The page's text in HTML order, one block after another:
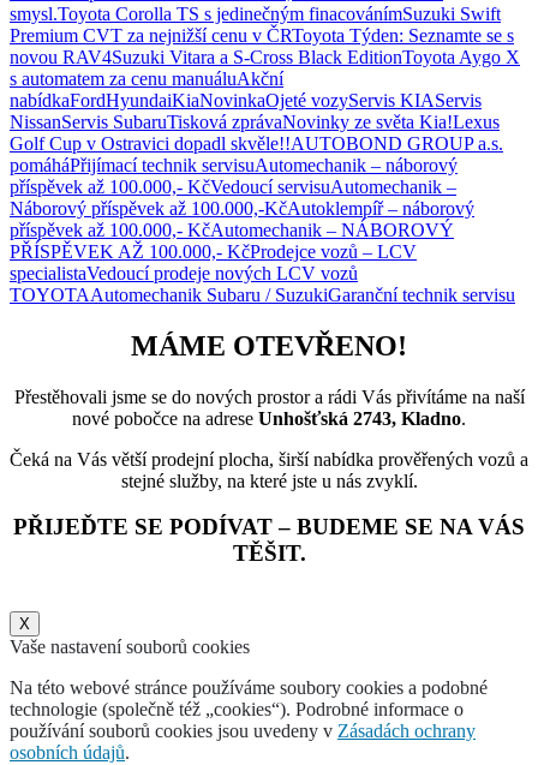
smysl.Toyota Corolla TS s jedinečným finacovánímSuzuki Swift
Premium CVT za nejnižší cenu v ČRToyota Týden: Seznamte se s
novou RAV4Suzuki Vitara a S-Cross Black EditionToyota Aygo X
s automatem za cenu manuáluAkční
nabídkaFordHyundaiKiaNovinkaOjeté vozyServis KIAServis
NissanServis SubaruTisková zprávaNovinky ze světa Kia!Lexus
Golf Cup v Ostravici dopadl skvěle!!AUTOBOND GROUP a.s.
pomáháPřijímací technik servisuAutomechanik – náborový
příspěvek až 100.000,- KčVedoucí servisuAutomechanik –
Náborový příspěvek až 100.000,-KčAutoklempíř – náborový
příspěvek až 100.000,- KčAutomechanik – NÁBOROVÝ
PŘÍSPĚVEK AŽ 100.000,- KčProdejce vozů – LCV
specialistaVedoucí prodeje nových LCV vozů
TOYOTAAutomechanik Subaru / SuzukiGaranční technik servisu
MÁME OTEVŘENO!
Přestěhovali jsme se do nových prostor a rádi Vás přivítáme na naší
nové pobočce na adrese Unhošťská 2743, Kladno.
Čeká na Vás větší prodejní plocha, širší nabídka prověřených vozů a
stejné služby, na které jste u nás zvyklí.
PŘIJEĎTE SE PODÍVAT – BUDEME SE NA VÁS
TĚŠIT.
X
Vaše nastavení souborů cookies
Na této webové stránce používáme soubory cookies a podobné
technologie (společně též „cookies“). Podrobné informace o
používání souborů cookies jsou uvedeny v Zásadách ochrany
osobních údajů.